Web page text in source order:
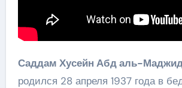
Саддам Хусейн Абд аль-
родился 28 апреля 1937 года в